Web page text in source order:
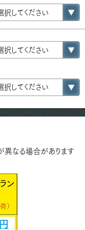
なる場合があります
ン
）